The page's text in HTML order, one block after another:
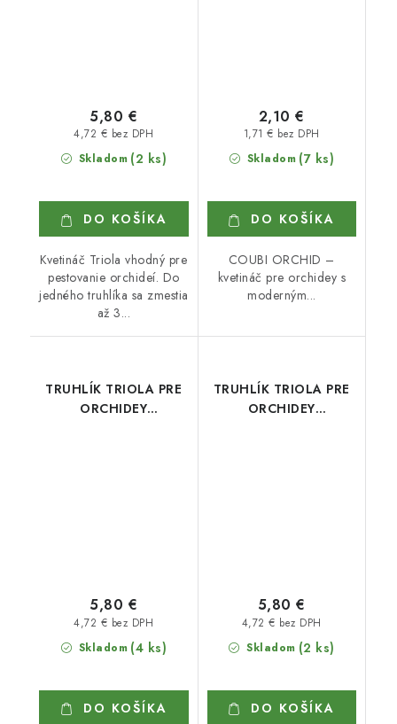
Skladom (2 ks)
4,72 € bez DPH
5,80 €
DO KOŠÍKA
Kvetináč Triola vhodný pre
pestovanie orchideí. Do
jedného truhlíka sa zmestia
až 3...
Skladom (7 ks)
1,71 € bez DPH
2,10 €
DO KOŠÍKA
COUBI ORCHID –
kvetináč pre orchidey s
moderným...
TRUHLÍK TRIOLA PRE
ORCHIDEY
Skladom (4 ks)
4,72 € bez DPH
5,80 €
DO KOŠÍKA
TRUHLÍK TRIOLA PRE
ORCHIDEY
Skladom (2 ks)
4,72 € bez DPH
5,80 €
DO KOŠÍKA